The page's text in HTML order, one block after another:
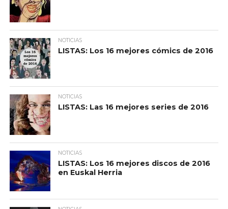
NOTICIAS
LISTAS: Los 16 mejores cómics de 2016
NOTICIAS
LISTAS: Las 16 mejores series de 2016
NOTICIAS
LISTAS: Los 16 mejores discos de 2016
en Euskal Herria